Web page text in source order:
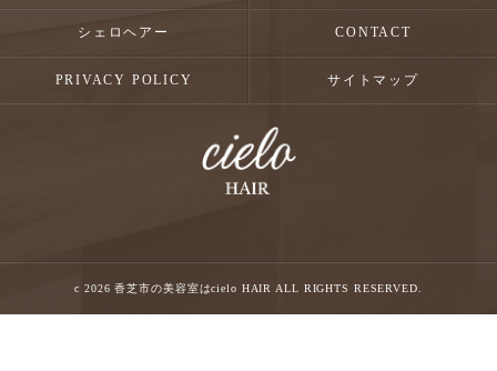
シェロヘアー CONTACT
PRIVACY POLICY サイトマップ
c 2026 香芝市の美容室はcielo HAIR ALL RIGHTS RESERVED.